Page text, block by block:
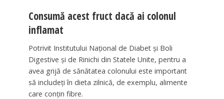
Consumă acest fruct dacă ai colonul
inflamat
Potrivit Institutului Național de Diabet și Boli
Digestive și de Rinichi din Statele Unite, pentru a
avea grijă de sănătatea colonului este important
să includeți în dieta zilnică, de exemplu, alimente
care conțin fibre.